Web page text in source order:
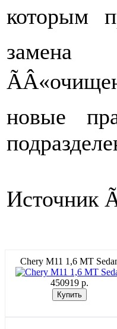
которым
новые
Источник
Chery M11 1,6 MT
450919 p.